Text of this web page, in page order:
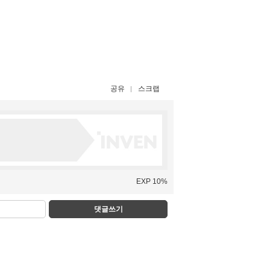
공유 스크랩
EXP 10%
댓글쓰기